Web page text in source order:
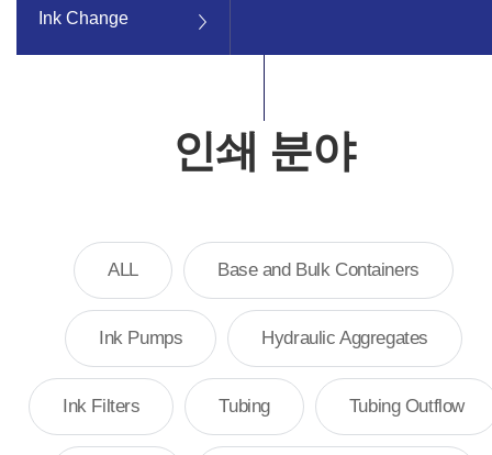
Ink Change
인쇄 분야
ALL Base and Bulk Containers
Ink Pumps Hydraulic Aggregates
Ink Filters Tubing Tubing Outflow